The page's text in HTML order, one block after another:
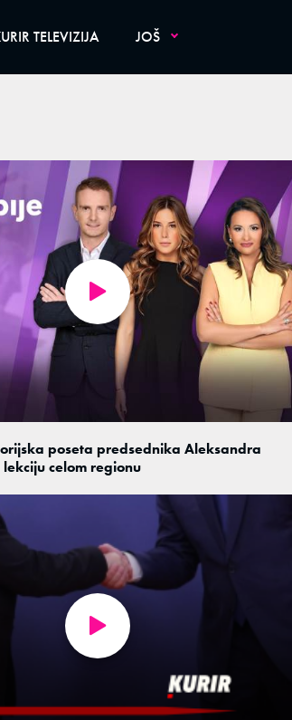
TELEVIZIJA JOŠ
poseta predsednika Aleksandra
celom regionu